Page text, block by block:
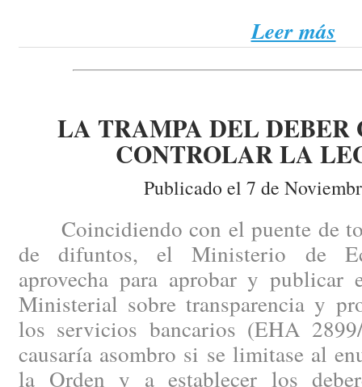
Leer más
LA TRAMPA DEL DEBER
CONTROLAR LA
Publicado el 7 de
Coincidiendo con el puente de
de difuntos, el Ministerio de
aprovecha para aprobar y
Ministerial sobre transparencia y
los servicios bancarios (EHA
causaría asombro si se limitase al
la Orden y a establecer los